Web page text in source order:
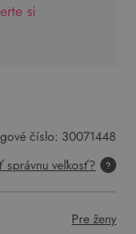
si
číslo: 30071448
správnu veľkosť?
Pre ženy